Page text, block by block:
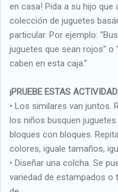
en casa! Pida a su hijo que
colección de juguetes
particular. Por ejemplo:
juguetes que sean rojos”
caben en esta caja.”
¡PRUEBE ESTAS
• Los similares van juntos.
los niños busquen
bloques con bloques.
colores, iguale tamaños,
• Diseñar una colcha. Se
variedad de estampados o